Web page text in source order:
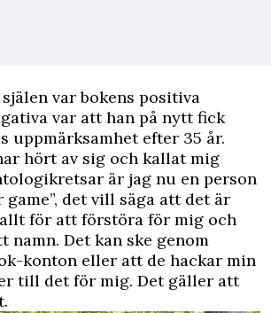
var bokens positiva
var att han på nytt fick
uppmärksamhet efter 35 år.
hört av sig och kallat mig
är jag nu en person
game”, det vill säga att det är
för att förstöra för mig och
namn. Det kan ske genom
konton eller att de hackar min
till det för mig. Det gäller att